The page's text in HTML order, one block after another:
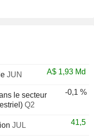
JUN A$ 1,93 Md
le secteur
Q2
-0,1 %
JUL 41,5